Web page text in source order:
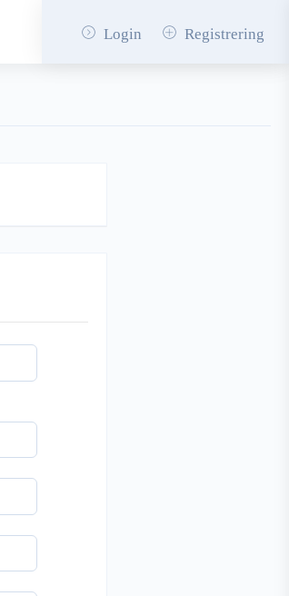
Login Registrering